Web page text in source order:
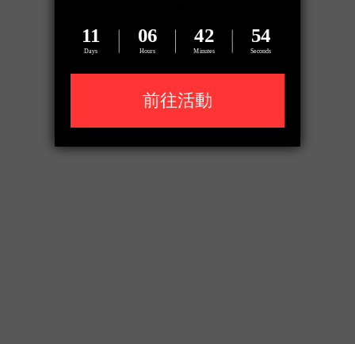
各類手機殼高度兼容，穩固牢靠不脫落
(顏色/款式隨機出貨，恕不挑色/不挑款)
了解更多